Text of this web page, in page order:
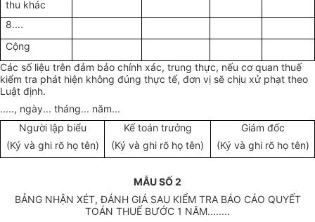
thu khác
8....
Cộng
Các số liệu trên đảm bảo chính xác, trung thực, nếu cơ quan thuế
kiểm tra phát hiện không đúng thực tế, đơn vị sẽ chịu xử phạt theo
Luật định.
....., ngày... tháng... năm...
Người lập biểu
(Ký và ghi rõ họ tên)
Kế toán trưởng
(Ký và ghi rõ họ tên)
Giám đốc
(Ký và ghi rõ họ tên)
MẪU SỐ 2
BẢNG NHẬN XÉT, ĐÁNH GIÁ SAU KIỂM TRA BÁO CÁO QUYẾT
TOÁN THUẾ BƯỚC 1 NĂM........